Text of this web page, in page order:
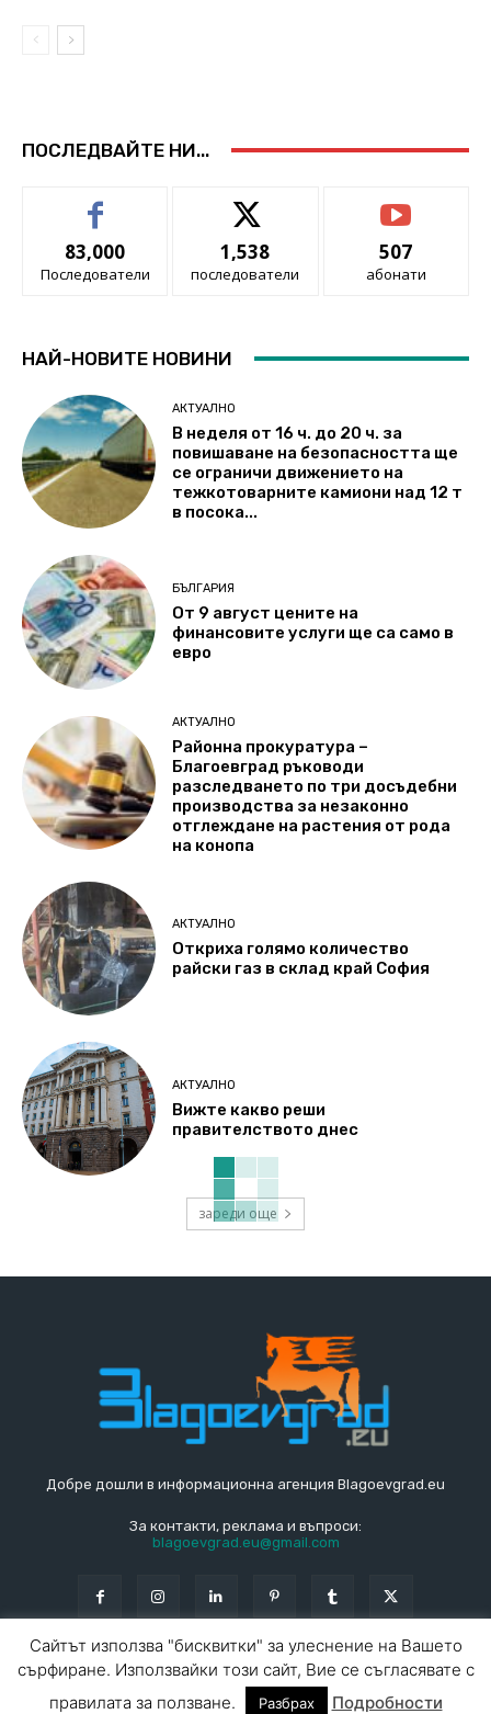
ПОСЛЕДВАЙТЕ НИ...
83,000
Последователи
1,538
последователи
507
абонати
НАЙ-НОВИТЕ НОВИНИ
АКТУАЛНО
В неделя от 16 ч. до 20 ч. за
повишаване на безопасността ще
се ограничи движението на
тежкотоварните камиони над 12 т
в посока...
БЪЛГАРИЯ
От 9 август цените на
финансовите услуги ще са само в
евро
АКТУАЛНО
Районна прокуратура –
Благоевград ръководи
разследването по три досъдебни
производства за незаконно
отглеждане на растения от рода
на конопа
АКТУАЛНО
Откриха голямо количество
райски газ в склад край София
АКТУАЛНО
Вижте какво реши
правителството днес
зареди още
Добре дошли в информационна агенция Blagoevgrad.eu
За контакти, реклама и въпроси:
blagoevgrad.eu@gmail.com
Общи условия
Сайтът използва "бисквитки" за улеснение на Вашето
сърфиране. Използвайки този сайт, Вие се съгласявате с
правилата за ползване.
Разбрах Подробности